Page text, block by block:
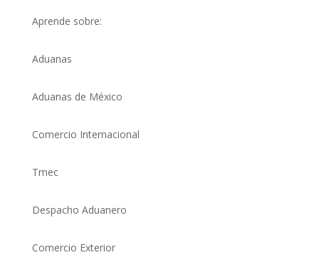
Aprende sobre:
Aduanas
Aduanas de México
Comercio Internacional
Tmec
Despacho Aduanero
Comercio Exterior